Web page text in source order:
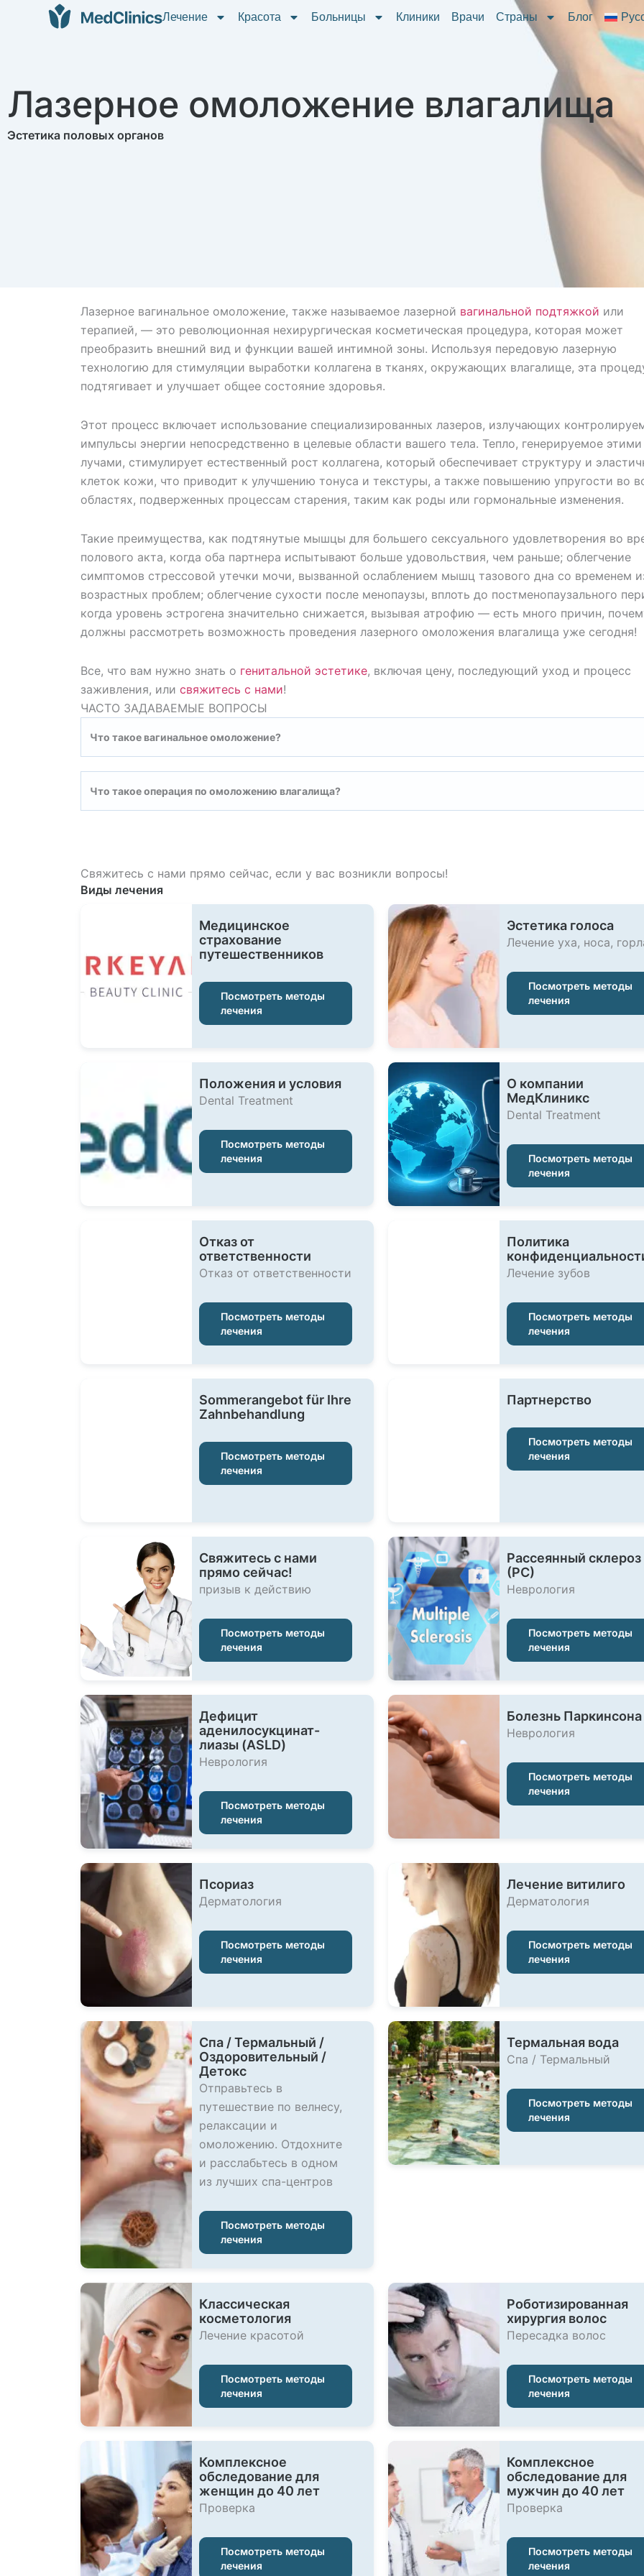
Лечение Красота Больницы Клиники Врачи Страны Блог
Лазерное омоложение влагалища
Эстетика половых органов
Лазерное вагинальное омоложение, также называемое лазерной вагинальной подтяжкой или
терапией, — это революционная нехирургическая косметическая процедура, которая может
преобразить внешний вид и функции вашей интимной зоны. Используя передовую лазерную
технологию для стимуляции выработки коллагена в тканях, окружающих влагалище, эта
подтягивает и улучшает общее состояние здоровья.
Этот процесс включает использование специализированных лазеров, излучающих
импульсы энергии непосредственно в целевые области вашего тела. Тепло, генерируемое этими
лучами, стимулирует естественный рост коллагена, который обеспечивает структуру и
клеток кожи, что приводит к улучшению тонуса и текстуры, а также повышению упругости во
областях, подверженных процессам старения, таким как роды или гормональные изменения.
Такие преимущества, как подтянутые мышцы для большего сексуального удовлетворения во
полового акта, когда оба партнера испытывают больше удовольствия, чем раньше; облегчение
симптомов стрессовой утечки мочи, вызванной ослаблением мышц тазового дна со временем
возрастных проблем; облегчение сухости после менопаузы, вплоть до постменопаузального
когда уровень эстрогена значительно снижается, вызывая атрофию — есть много причин,
должны рассмотреть возможность проведения лазерного омоложения влагалища уже сегодня!
Все, что вам нужно знать о генитальной эстетике, включая цену, последующий уход и процесс
заживления, или свяжитесь с нами!
ЧАСТО ЗАДАВАЕМЫЕ ВОПРОСЫ
Что такое вагинальное омоложение?
Что такое операция по омоложению влагалища?
Свяжитесь с нами прямо сейчас, если у вас возникли вопросы!
Виды лечения
Медицинское
страхование
путешественников
Посмотреть методы
лечения
Эстетика голоса
Лечение уха, носа,
Посмотреть методы
лечения
Положения и условия
Dental Treatment
Посмотреть методы
лечения
О компании
МедКлиникс
Dental Treatment
Посмотреть методы
лечения
Отказ от
ответственности
Отказ от ответственности
Посмотреть методы
лечения
Политика
Лечение зубов
Посмотреть методы
лечения
Sommerangebot für Ihre
Zahnbehandlung
Посмотреть методы
лечения
Партнерство
Посмотреть методы
лечения
Свяжитесь с нами
прямо сейчас!
призыв к действию
Посмотреть методы
лечения
Рассеянный склероз
(РС)
Неврология
Посмотреть методы
лечения
Дефицит
аденилосукцинат-
лиазы (ASLD)
Неврология
Посмотреть методы
лечения
Болезнь Паркинсона
Неврология
Посмотреть методы
лечения
Псориаз
Дерматология
Посмотреть методы
лечения
Лечение витилиго
Дерматология
Посмотреть методы
лечения
Спа / Термальный /
Оздоровительный /
Детокс
Отправьтесь в
путешествие по велнесу,
релаксации и
омоложению. Отдохните
и расслабьтесь в одном
из лучших спа-центров
Посмотреть методы
лечения
Термальная вода
Спа / Термальный
Посмотреть методы
лечения
Классическая
косметология
Лечение красотой
Посмотреть методы
лечения
Роботизированная
хирургия волос
Пересадка волос
Посмотреть методы
лечения
Комплексное
обследование для
женщин до 40 лет
Проверка
Посмотреть методы
лечения
Комплексное
обследование для
мужчин до 40 лет
Проверка
Посмотреть методы
лечения